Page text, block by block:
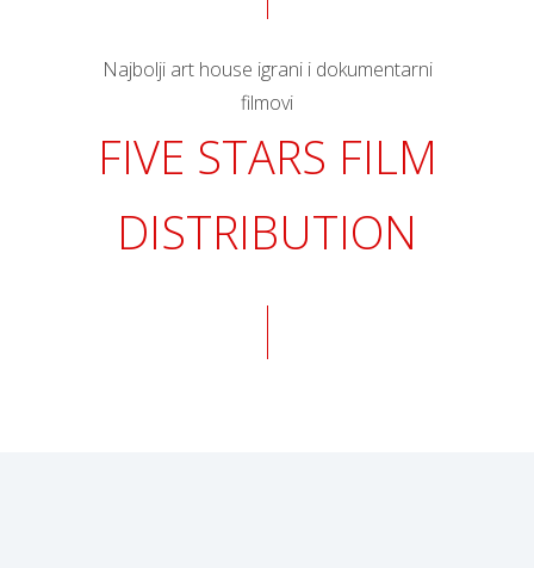
Najbolji art house igrani i dokumentarni
filmovi
FIVE STARS FILM
DISTRIBUTION